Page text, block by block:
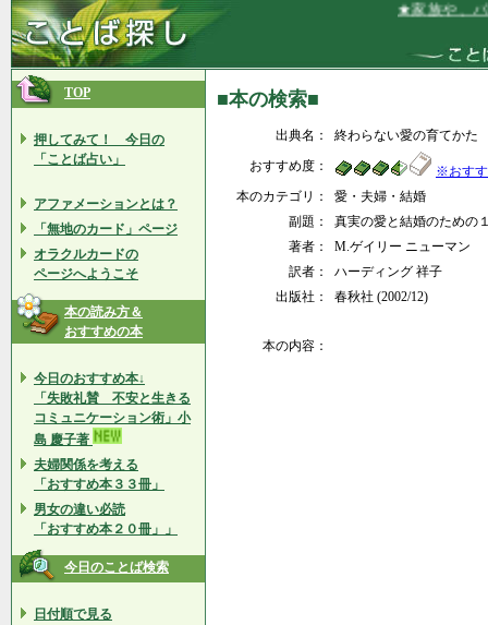
★家族や、パ
TOP
押してみて！ 今日の
「ことば占い」
アファメーションとは？
「無地のカード」ページ
オラクルカードの
ページへようこそ
本の読み方＆
おすすめの本
今日のおすすめ本↓
「失敗礼賛 不安と生きる
コミュニケーション術」小
島 慶子著
夫婦関係を考える
「おすすめ本３３冊」
男女の違い必読
「おすすめ本２０冊」」
今日のことば検索
日付順で見る
■本の検索■
出典名：
終わらない愛の育てかた
おすすめ度：
※おす
本のカテゴリ：
愛・夫婦・結婚
副題：
真実の愛と結婚のための
著者：
M.ゲイリー ニューマン
訳者：
ハーディング 祥子
出版社：
春秋社 (2002/12)
本の内容：